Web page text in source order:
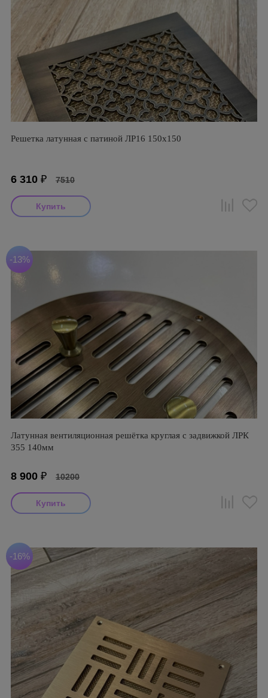
Решетка латунная с патиной ЛР16 150х150
6 310 ₽ 7510
-13%
Латунная вентиляционная решётка круглая с задвижкой ЛРК
355 140мм
8 900 ₽ 10200
-16%